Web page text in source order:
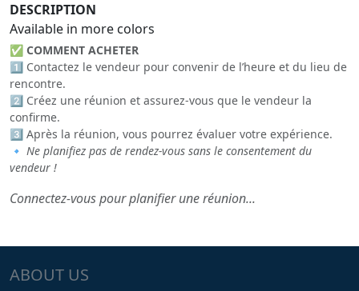
DESCRIPTION
Available in more colors
✅ COMMENT ACHETER
1️⃣ Contactez le vendeur pour convenir de l’heure et du lieu de
rencontre.
2️⃣ Créez une réunion et assurez-vous que le vendeur la
confirme.
3️⃣ Après la réunion, vous pourrez évaluer votre expérience.
🔹 Ne planifiez pas de rendez-vous sans le consentement du
vendeur !
Connectez-vous pour planifier une réunion...
ABOUT US